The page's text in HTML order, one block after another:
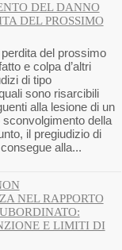
DEL DANNO
DEL PROSSIMO
del prossimo
e colpa d’altri
di tipo
sono risarcibili
alla lesione di un
della
il pregiudizio di
alla...
NEL RAPPORTO
E LIMITI DI